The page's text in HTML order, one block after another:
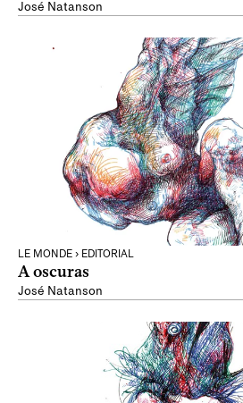
José Natanson
LE MONDE › EDITORIAL
A oscuras
José Natanson